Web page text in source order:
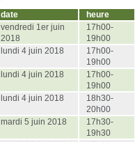
date
heure
vendredi 1er juin
2018
17h00-
19h00
lundi 4 juin 2018
17h00-
19h00
lundi 4 juin 2018
17h00-
19h00
lundi 4 juin 2018
18h30-
20h00
mardi 5 juin 2018
17h30-
19h30